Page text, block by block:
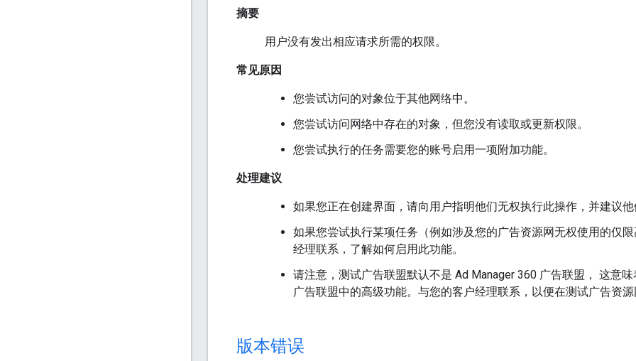
摘要
用户没有发出相应请求所需的权限。
常见原因
您尝试访问的对象位于其他网络中。
您尝试访问网络中存在的对象，但您没有读取或更新权限。
您尝试执行的任务需要您的账号启用一项附加功能。
处理建议
如果您正在创建界面，请向用户指明他们无权执行此操作，并建议他
如果您尝试执行某项任务（例如涉及您的广告资源网无权使用的仅
经理联系，了解如何启用此功能。
请注意，测试广告联盟默认不是 Ad Manager 360 广告联盟， 这意
广告联盟中的高级功能。与您的客户经理联系，以便在测试广告资源
版本错误